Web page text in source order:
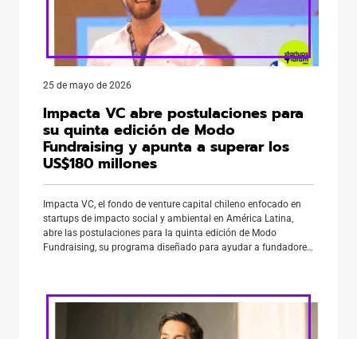
25 de mayo de 2026
Impacta VC abre postulaciones para
su quinta edición de Modo
Fundraising y apunta a superar los
US$180 millones
Impacta VC, el fondo de venture capital chileno enfocado en
startups de impacto social y ambiental en América Latina,
abre las postulaciones para la quinta edición de Modo
Fundraising, su programa diseñado para ayudar a fundadores